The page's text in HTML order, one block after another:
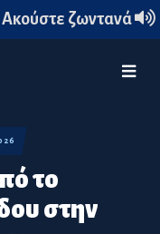
Ακούστε ζωντανά
το
στην